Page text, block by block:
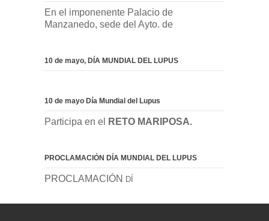
En el imponenente Palacio de
Manzanedo, sede del Ayto. de
10 de mayo, DÍA MUNDIAL DEL LUPUS
10 de mayo Día Mundial del Lupus
Participa en el RETO MARIPOSA.
PROCLAMACIÓN DÍA MUNDIAL DEL LUPUS
PROCLAMACIÓN DÍ